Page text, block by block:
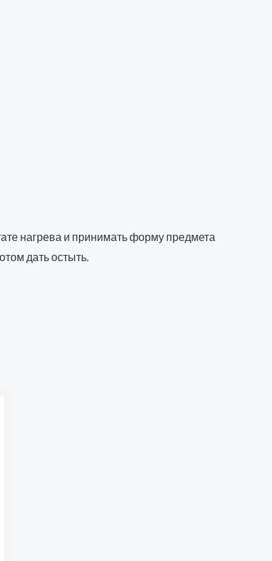
нагрева и принимать форму предмета
дать остыть.